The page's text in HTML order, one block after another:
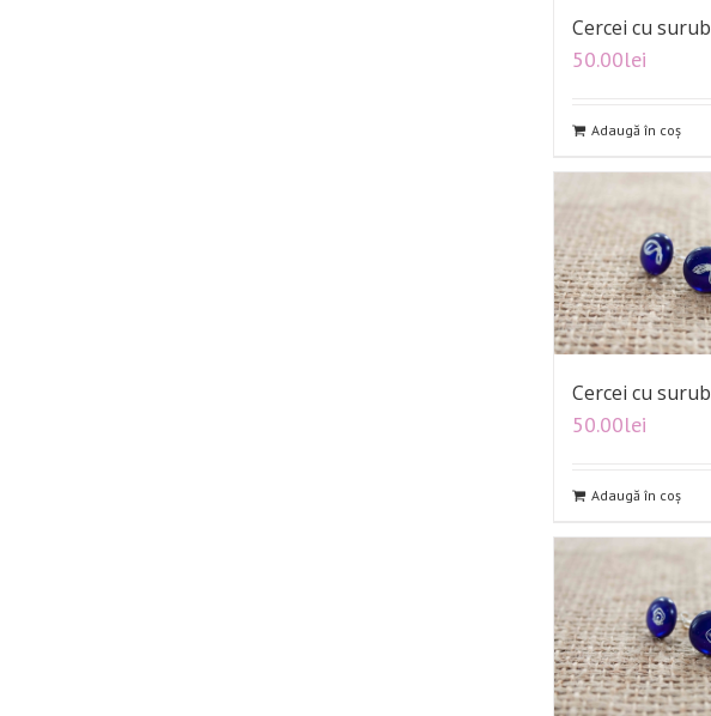
Cercei cu surub
50.00lei
Adaugă în coș
Cercei cu surub
50.00lei
Adaugă în coș